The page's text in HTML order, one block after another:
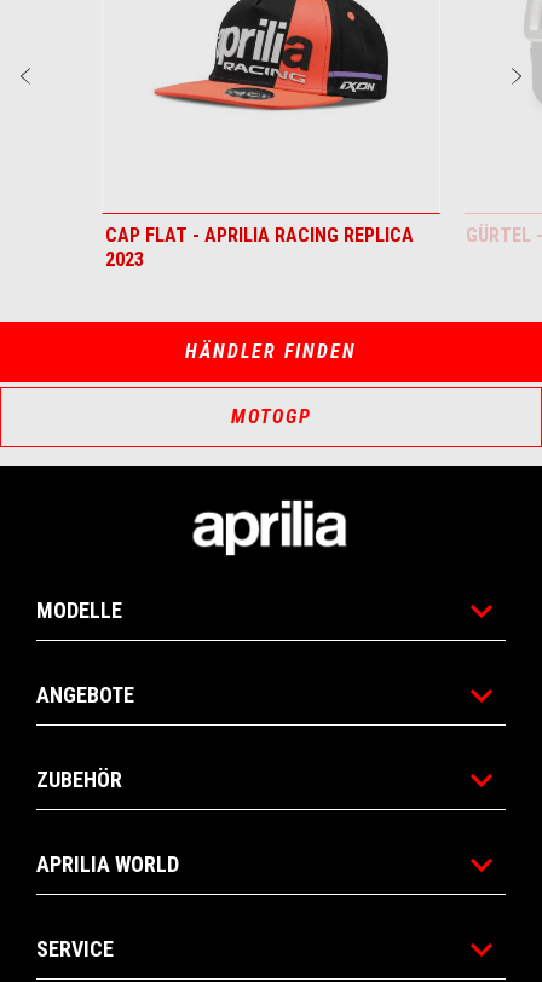
CAP FLAT - APRILIA RACING REPLICA
2023
GÜRTEL
HÄNDLER FINDEN
MOTOGP
MODELLE
ANGEBOTE
ZUBEHÖR
APRILIA WORLD
SERVICE